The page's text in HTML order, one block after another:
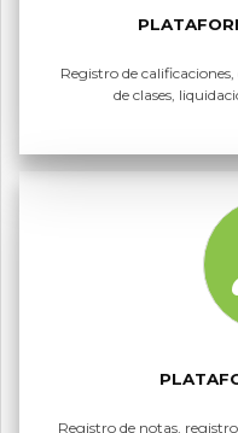
Registro de
de clases,
Registro de notas,